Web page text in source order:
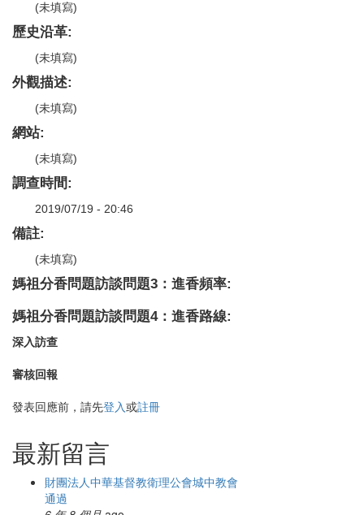
(未填寫)
歷史沿革:
(未填寫)
外觀描述:
(未填寫)
網站:
(未填寫)
調查時間:
2019/07/19 - 20:46
備註:
(未填寫)
媽祖分香問題訪談問題3：進香頻率:
媽祖分香問題訪談問題4：進香路線:
深入訪查
審核回報
發表回應前，請先登入或註冊
最新留言
財團法人中華基督教衛理公會城中教會
通過